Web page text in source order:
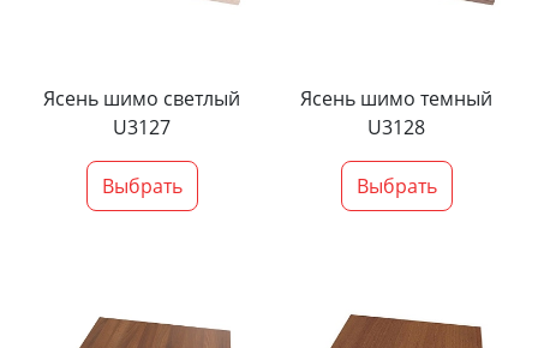
Ясень шимо светлый
U3127
Выбрать
Ясень шимо темный
U3128
Выбрать